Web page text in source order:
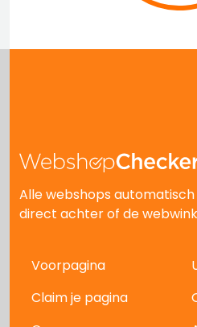
Alle webshops
direct achter of de
Voorpagina
Claim je pagina